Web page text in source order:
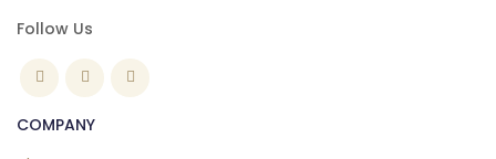
Follow Us
COMPANY